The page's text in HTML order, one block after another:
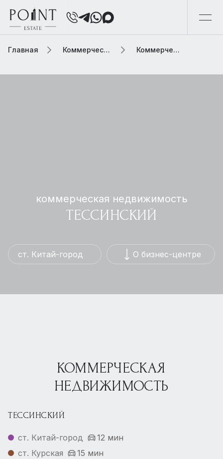
Главная Коммерческая недвижимость Коммерческая недвижимость тессинский
коммерческая недвижимость
ТЕССИНСКИЙ
ст. Китай-город О бизнес-центре
КОММЕРЧЕСКАЯ
НЕДВИЖИМОСТЬ
ТЕССИНСКИЙ
ст. Китай-город
12 мин
ст. Курская
15 мин